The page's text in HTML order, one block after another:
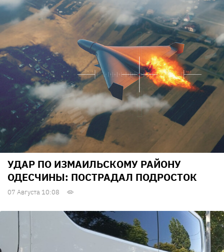
УДАР ПО ИЗМАИЛЬСКОМУ РАЙОНУ
ОДЕСЧИНЫ: ПОСТРАДАЛ ПОДРОСТОК
07 Августа 10:08